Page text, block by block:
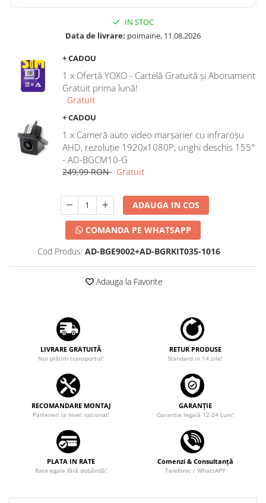
IN STOC
Data de livrare: poimaine, 11.08.2026
+ CADOU
1 x Ofertă YOXO - Cartelă Gratuită și Abonament
Gratuit prima lună!
Gratuit
+ CADOU
1 x Cameră auto video marșarier cu infraroșu
AHD, rezoluție 1920x1080P, unghi deschis 155°
- AD-BGCM10-G
249,99 RON Gratuit
ADAUGA IN COS
COMANDA PE WHATSAPP
Cod Produs: AD-BGE9002+AD-BGRKIT035-1016
Adauga la Favorite
LIVRARE GRATUITĂ
Noi plătim transportul!
RETUR PRODUSE
Standard in 14 zile!
RECOMANDARE MONTAJ
Parteneri la nivel național!
GARANȚIE
Garanţie legală 12-24 Luni!
PLATA IN RATE
Rate egale fără dobândă!
Comenzi & Consultanță
Telefonic / WhatsAPP